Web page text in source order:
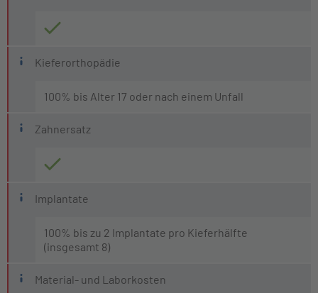
Kieferorthopädie
100% bis Alter 17 oder nach einem Unfall
Zahnersatz
Implantate
100% bis zu 2 Implantate pro Kieferhälfte
(insgesamt 8)
Material- und Laborkosten